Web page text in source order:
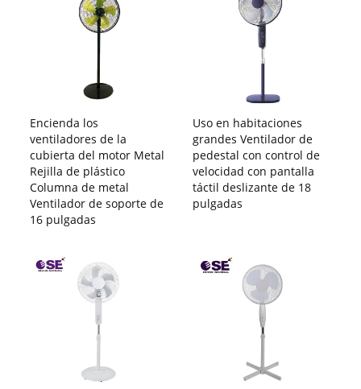
Encienda los
ventiladores de la
cubierta del motor Metal
Rejilla de plástico
Columna de metal
Ventilador de soporte de
16 pulgadas
Uso en habitaciones
grandes Ventilador de
pedestal con control de
velocidad con pantalla
táctil deslizante de 18
pulgadas